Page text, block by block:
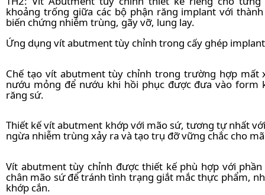
khoảng trống giữa các bộ phận răng implant với
biến chứng nhiễm trùng, gãy vỡ, lung lay.
Ứng dụng vít abutment tùy chỉnh trong cấy ghép
Chế tạo vít abutment tùy chỉnh trong trường hợp mất
nướu mỏng để nướu khi hồi phục được đưa vào form
răng sứ.
Thiết kế vít abutment khớp với mão sứ, tương tự nhất
ngừa nhiễm trùng xảy ra và tạo trụ đỡ vững chắc cho
Vít abutment tùy chỉnh được thiết kế phù hợp với
chân mão sứ để tránh tình trạng giắt mắc thực phẩm,
khớp cắn.